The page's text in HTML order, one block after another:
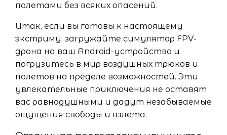
полетами без всяких опасений.
Итак, если вы готовы к настоящему
экстриму, загружайте симулятор FPV-
дрона на ваш Android-устройство и
погрузитесь в мир воздушных трюков и
полетов на пределе возможностей. Эти
увлекательные приключения не оставят
вас равнодушными и дадут незабываемые
ощущения свободы и взлета.